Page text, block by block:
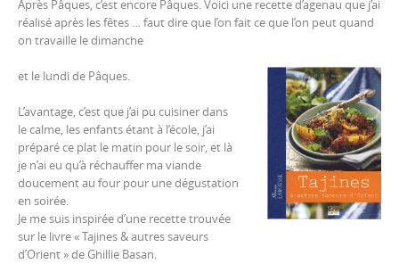
Après Pâques, c’est encore Pâques. Voici une recette d’agenau que j’ai
réalisé après les fêtes … faut dire que l’on fait ce que l’on peut quand
on travaille le dimanche
et le lundi de Pâques.
L’avantage, c’est que j’ai pu cuisiner dans
le calme, les enfants étant à l’école, j’ai
préparé ce plat le matin pour le soir, et là
je n’ai eu qu’à réchauffer ma viande
doucement au four pour une dégustation
en soirée.
Je me suis inspirée d’une recette trouvée
sur le livre « Tajines & autres saveurs
d’Orient » de Ghillie Basan.